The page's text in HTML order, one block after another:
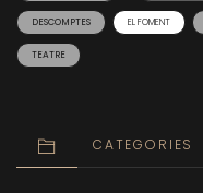
DESCOMPTES EL FOMENT
TEATRE
CATEGORIES